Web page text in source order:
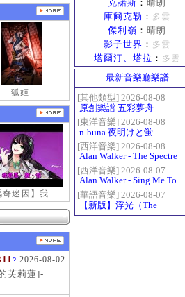
狐姬
【新瑪奇迷因】我更喜歡你
? 2026-08-02
芙莉蓮]-
克諾斯 ： 晴朗
庫爾克勒 ： 多雲
傑利嶺 ： 晴朗
影子世界 ： 多雲
塔爾汀、塔拉 ： 多雲
最新音樂廳樂譜
[其他類型] 2026-08-08
原創樂譜 五彩夢舟
[東洋音樂] 2026-08-08
n-buna 夜明けと蛍
[西洋音樂] 2026-08-08
Alan Walker - The Spectre
[西洋音樂] 2026-08-07
Alan Walker - Sing Me To
Sleep
[華語音樂] 2026-08-07
【新版】浮光（The
History）：六和弦